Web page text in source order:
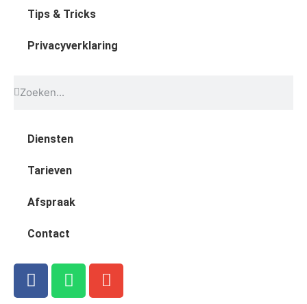
Tips & Tricks
Privacyverklaring
Diensten
Tarieven
Afspraak
Contact